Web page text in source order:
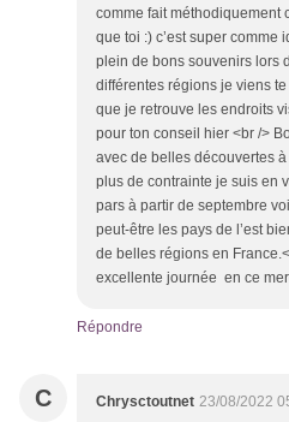
comme fait méthodiquement
que toi :) c’est super comme
plein de bons souvenirs lors
différentes régions je viens
que je retrouve les endroits
pour ton conseil hier <br />
avec de belles découvertes
plus de contrainte je suis en
pars à partir de septembre
peut-être les pays de l’est
de belles régions en
excellente journée en ce
Répondre
C Chrysctoutnet 23/08/2022